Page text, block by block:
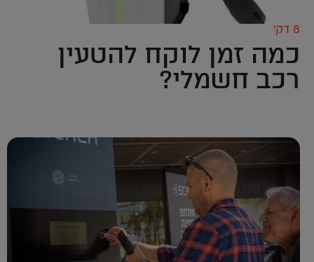
8 דק’
כמה זמן לוקח להטעין
רכב חשמלי?